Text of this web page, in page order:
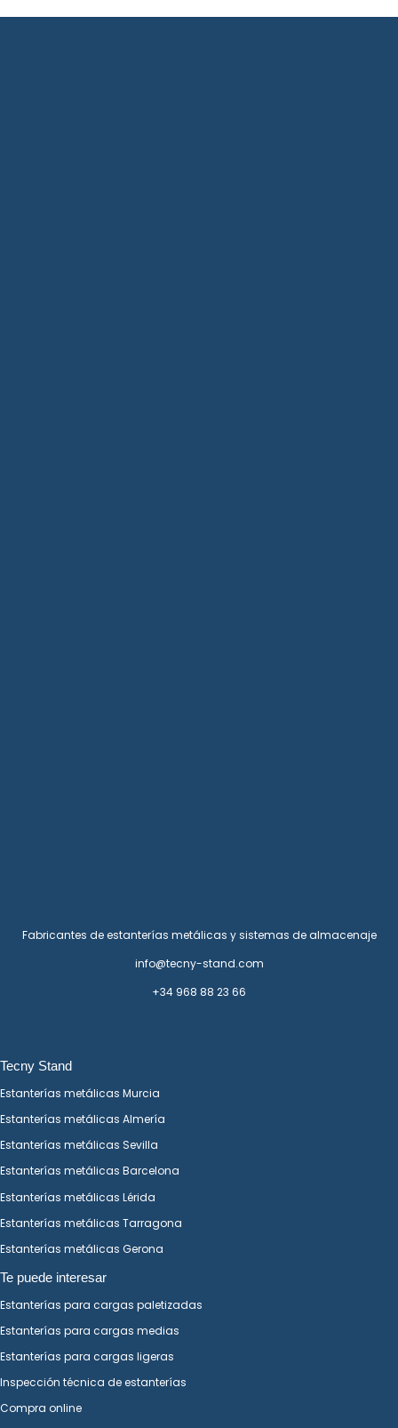
Fabricantes de estanterías metálicas y sistemas de almacenaje
info@tecny-stand.com
+34 968 88 23 66
Tecny Stand
Estanterías metálicas Murcia
Estanterías metálicas Almería
Estanterías metálicas Sevilla
Estanterías metálicas Barcelona
Estanterías metálicas Lérida
Estanterías metálicas Tarragona
Estanterías metálicas Gerona
Te puede interesar
Estanterías para cargas paletizadas
Estanterías para cargas medias
Estanterías para cargas ligeras
Inspección técnica de estanterías
Compra online